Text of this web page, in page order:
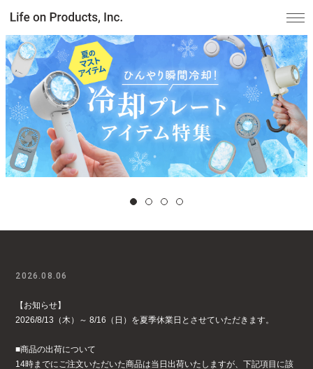
家電
家事・生活雑貨
ルームフレグランス
デジタル雑貨
ライト・シーリングファン
2026.08.06
【お知らせ】
2026/8/13（木）～ 8/16（日）を夏季休業日とさせていただきます。
■商品の出荷について
14時までにご注文いただいた商品は当日出荷いたしますが、下記項目に該